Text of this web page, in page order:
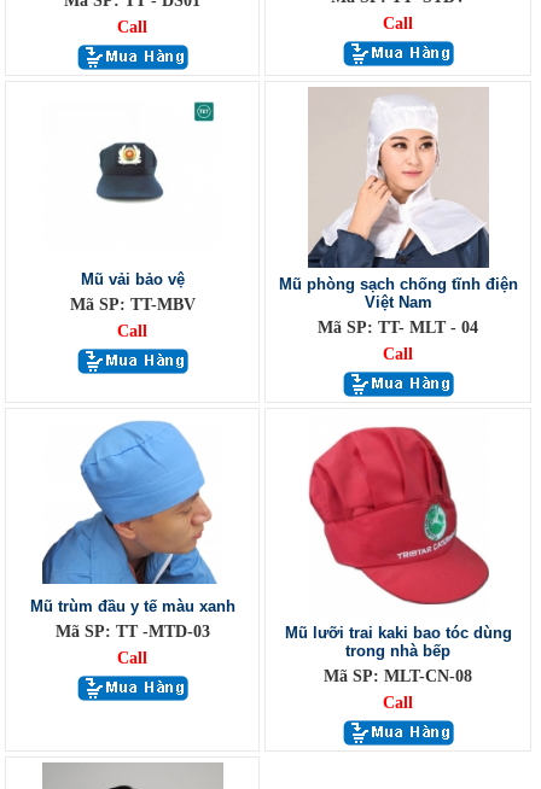
Call
Call
Mũ vải bảo vệ
Mã SP: TT-MBV
Call
Mũ phòng sạch chống tĩnh điện
Việt Nam
Mã SP: TT- MLT - 04
Call
Mũ trùm đầu y tế màu xanh
Mã SP: TT -MTD-03
Call
Mũ lưỡi trai kaki bao tóc dùng
trong nhà bếp
Mã SP: MLT-CN-08
Call